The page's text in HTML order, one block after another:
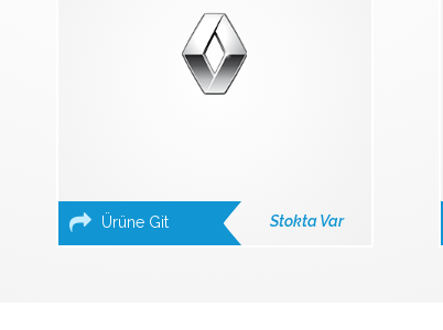
Ürüne Git Stokta Var